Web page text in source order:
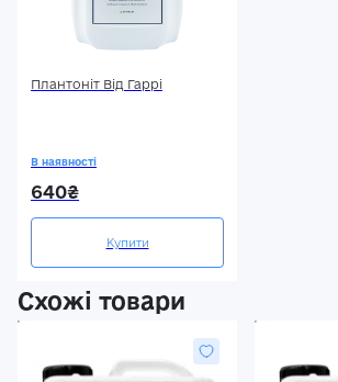
Плантоніт Від Гаррі
В наявності
640₴
Купити
Схожі товари